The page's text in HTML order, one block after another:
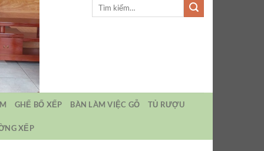
GHẾ BỐ XẾP BÀN LÀM VIỆC GỖ TỦ RƯỢU
XẾP